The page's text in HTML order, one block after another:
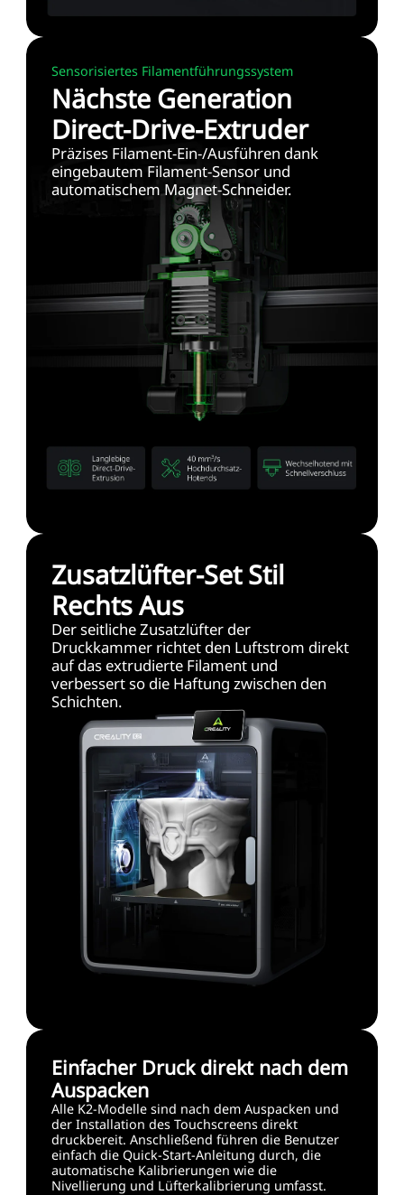
Sensorisiertes Filamentführungssystem
Nächste Generation
Direct-Drive-Extruder
Präzises Filament-Ein-/Ausführen dank
eingebautem Filament-Sensor und
automatischem Magnet-Schneider.
Zusatzlüfter-Set Stil
Rechts Aus
Der seitliche Zusatzlüfter der
Druckkammer richtet den Luftstrom direkt
auf das extrudierte Filament und
verbessert so die Haftung zwischen den
Schichten.
Einfacher Druck direkt nach dem
Auspacken
Alle K2-Modelle sind nach dem Auspacken und
der Installation des Touchscreens direkt
druckbereit. Anschließend führen die Benutzer
einfach die Quick-Start-Anleitung durch, die
automatische Kalibrierungen wie die
Nivellierung und Lüfterkalibrierung umfasst.